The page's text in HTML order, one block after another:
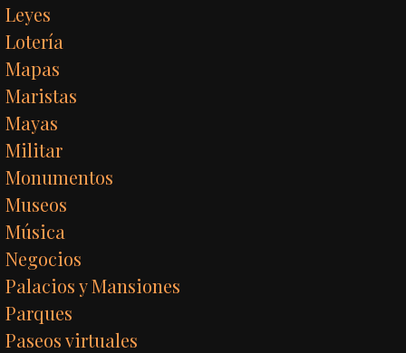
Leyes
Lotería
Mapas
Maristas
Mayas
Militar
Monumentos
Museos
Música
Negocios
Palacios y Mansiones
Parques
Paseos virtuales